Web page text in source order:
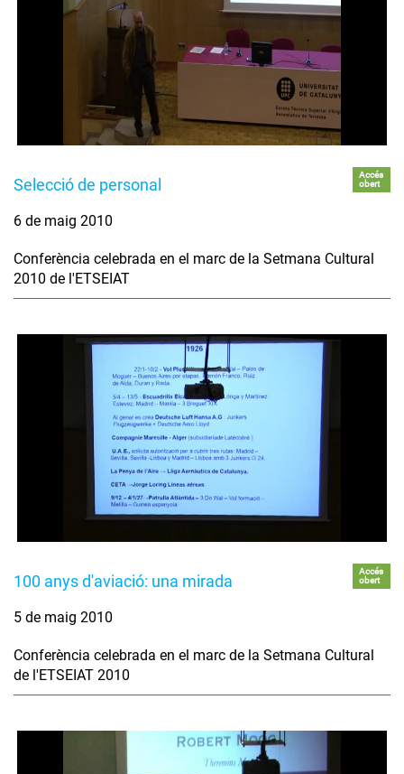
Selecció de personal
Accés
obert
6 de maig 2010
Conferència celebrada en el marc de la Setmana Cultural
2010 de l'ETSEIAT
100 anys d'aviació: una mirada
Accés
obert
5 de maig 2010
Conferència celebrada en el marc de la Setmana Cultural
de l'ETSEIAT 2010